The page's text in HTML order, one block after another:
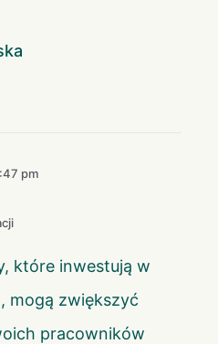
pm
które inwestują w
mogą zwiększyć
pracowników